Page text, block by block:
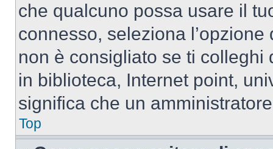
che qualcuno possa usare il
connesso, seleziona
non è consigliato se ti
in biblioteca, Internet point,
significa che un
Top